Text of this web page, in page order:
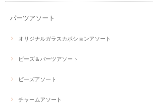
パーツアソート
オリジナルガラスカボションアソート
ビーズ＆パーツアソート
ビーズアソート
チャームアソート